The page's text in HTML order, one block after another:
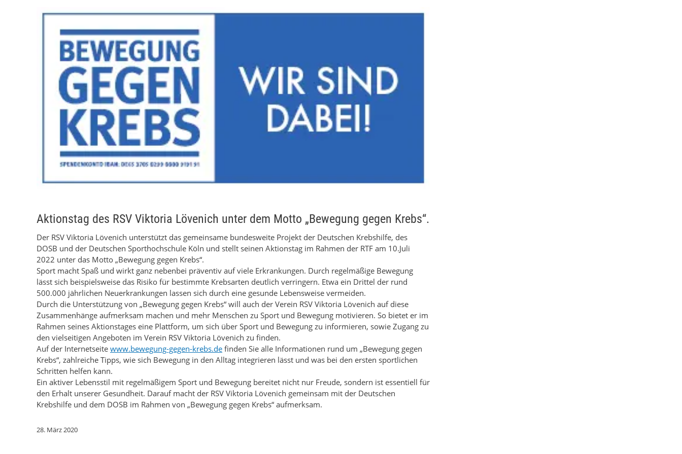
Aktionstag des RSV Viktoria Lövenich unter dem Motto „Bewegung gegen Krebs“.
Der RSV Viktoria Lövenich unterstützt das gemeinsame bundesweite Projekt der Deutschen Krebshilfe, des
DOSB und der Deutschen Sporthochschule Köln und stellt seinen Aktionstag im Rahmen der RTF am 10.Juli
2022 unter das Motto „Bewegung gegen Krebs“.
Sport macht Spaß und wirkt ganz nebenbei präventiv auf viele Erkrankungen. Durch regelmäßige Bewegung
lässt sich beispielsweise das Risiko für bestimmte Krebsarten deutlich verringern. Etwa ein Drittel der rund
500.000 jährlichen Neuerkrankungen lassen sich durch eine gesunde Lebensweise vermeiden.
Durch die Unterstützung von „Bewegung gegen Krebs“ will auch der Verein RSV Viktoria Lövenich auf diese
Zusammenhänge aufmerksam machen und mehr Menschen zu Sport und Bewegung motivieren. So bietet er im
Rahmen seines Aktionstages eine Plattform, um sich über Sport und Bewegung zu informieren, sowie Zugang zu
den vielseitigen Angeboten im Verein RSV Viktoria Lövenich zu finden.
Auf der Internetseite www.bewegung-gegen-krebs.de finden Sie alle Informationen rund um „Bewegung gegen
Krebs“, zahlreiche Tipps, wie sich Bewegung in den Alltag integrieren lässt und was bei den ersten sportlichen
Schritten helfen kann.
Ein aktiver Lebensstil mit regelmäßigem Sport und Bewegung bereitet nicht nur Freude, sondern ist essentiell für
den Erhalt unserer Gesundheit. Darauf macht der RSV Viktoria Lövenich gemeinsam mit der Deutschen
Krebshilfe und dem DOSB im Rahmen von „Bewegung gegen Krebs“ aufmerksam.
28. März 2020